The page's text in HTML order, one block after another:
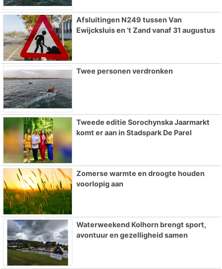
Afsluitingen N249 tussen Van
Ewijcksluis en ’t Zand vanaf 31 augustus
Twee personen verdronken
Tweede editie Sorochynska Jaarmarkt
komt er aan in Stadspark De Parel
Zomerse warmte en droogte houden
voorlopig aan
Waterweekend Kolhorn brengt sport,
avontuur en gezelligheid samen